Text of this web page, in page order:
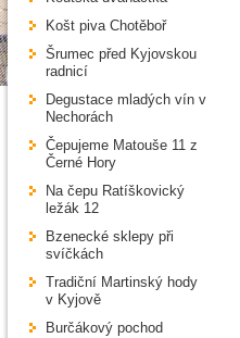
Košt piva Chotěboř
Šrumec před Kyjovskou
radnicí
Degustace mladých vín v
Nechorách
Čepujeme Matouše 11 z
Černé Hory
Na čepu Ratíškovický
ležák 12
Bzenecké sklepy při
svíčkách
Tradiční Martinský hody
v Kyjově
Burčákový pochod